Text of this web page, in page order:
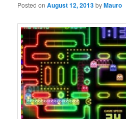
Posted onAugust 12, 2013byMauro